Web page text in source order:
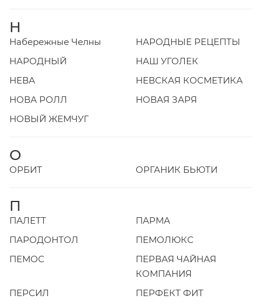
Н
Набережные Челны
НАРОДНЫЕ РЕЦЕПТЫ
НАРОДНЫЙ
НАШ УГОЛЕК
НЕВА
НЕВСКАЯ КОСМЕТИКА
НОВА РОЛЛ
НОВАЯ ЗАРЯ
НОВЫЙ ЖЕМЧУГ
О
ОРБИТ ОРГАНИК БЬЮТИ
П
ПАЛЕТТ
ПАРМА
ПАРОДОНТОЛ
ПЕМОЛЮКС
ПЕМОС
ПЕРВАЯ ЧАЙНАЯ
КОМПАНИЯ
ПЕРСИЛ
ПЕРФЕКТ ФИТ